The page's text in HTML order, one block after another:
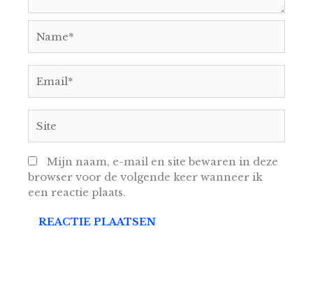
Mijn naam, e-mail en site bewaren in deze
browser voor de volgende keer wanneer ik
een reactie plaats.